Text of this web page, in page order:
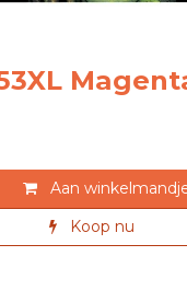
Aan
Koop nu